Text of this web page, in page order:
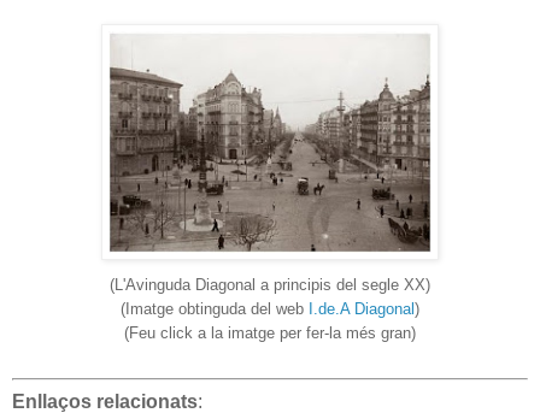
(L'Avinguda Diagonal a principis del segle XX)
(Imatge obtinguda del web I.de.A Diagonal)
(Feu click a la imatge per fer-la més gran)
Enllaços relacionats: